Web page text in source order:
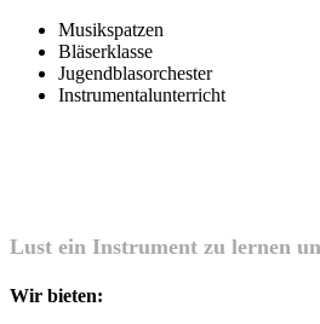
Musikspatzen
Bläserklasse
Jugendblasorchester
Instrumentalunterricht
Lust ein Instrument zu lernen
Wir bieten: